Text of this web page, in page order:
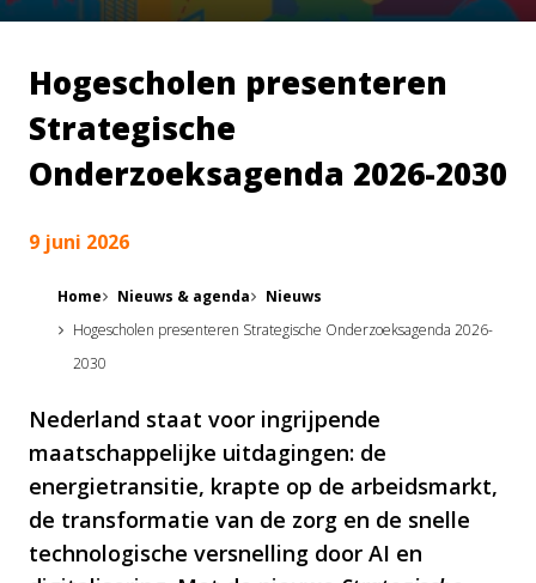
Hogescholen presenteren
Strategische
Onderzoeksagenda 2026-2030
9 juni 2026
Home Nieuws & agenda
Nieuws
Hogescholen presenteren Strategische Onderzoeksagenda 2026-
2030
Nederland staat voor ingrijpende
maatschappelijke uitdagingen: de
energietransitie, krapte op de arbeidsmarkt,
de transformatie van de zorg en de snelle
technologische versnelling door AI en